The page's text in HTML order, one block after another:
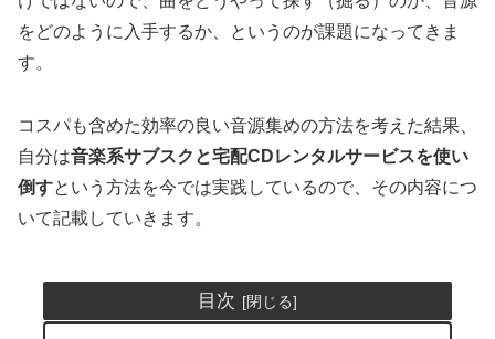
をどのように入手するか、というのが課題になってきま
す。
コスパも含めた効率の良い音源集めの方法を考えた結果、
自分は音楽系サブスクと宅配CDレンタルサービスを使い
倒すという方法を今では実践しているので、その内容につ
いて記載していきます。
目次